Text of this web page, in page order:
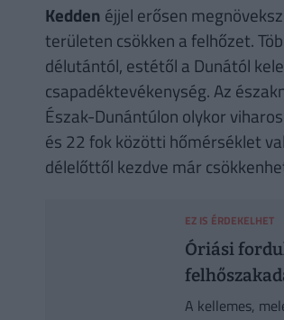
Kedden éjjel erősen
területen csökken a felhőzet.
délutántól, estétől a Dunától
csapadéktevékenység. Az
Észak-Dunántúlon olykor
és 22 fok közötti hőmérséklet
délelőttől kezdve már
EZ IS ÉRDEKELHET
Óriási
A kellemes,